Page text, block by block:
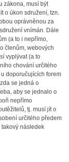
zákona, musí být
o úkon sdružení, tzn.
oprávněnou za
vnímán. Dále
(a to i nepřímo,
členům, webových
vyplývat (a to
chování určitého
doporučujících forem
se jedná o
aby se jednalo o
nepřímo
tj. musí jít o
určitého předem
následek